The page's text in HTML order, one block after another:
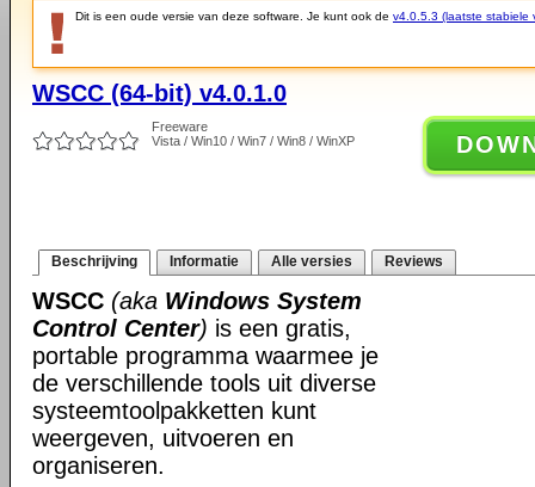
Dit is een oude versie van deze software. Je kunt ook de v4.0.5.3 (laatste stabiele
WSCC (64-bit) v4.0.1.0
Freeware
Vista / Win10 / Win7 / Win8 / WinXP
Beschrijving Informatie Alle versies Reviews
WSCC (aka Windows System
Control Center) is een gratis,
portable programma waarmee je
de verschillende tools uit diverse
systeemtoolpakketten kunt
weergeven, uitvoeren en
organiseren.